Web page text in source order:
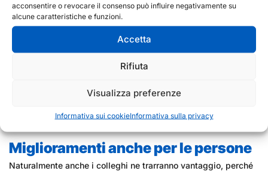
acconsentire o revocare il consenso può influire negativamente su
alcune caratteristiche e funzioni.
Accetta
Rifiuta
Visualizza preferenze
Informativa sui cookieInformativa sulla privacy
Miglioramenti anche per le persone
Naturalmente anche i colleghi ne trarranno vantaggio, perché